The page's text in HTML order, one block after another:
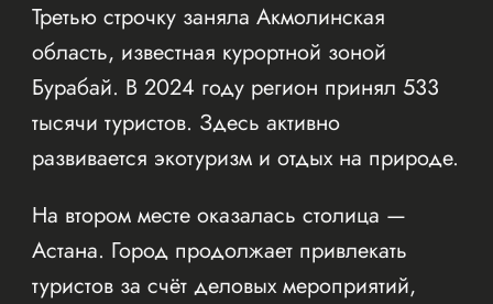
Третью строчку заняла Акмолинская
область, известная курортной зоной
Бурабай. В 2024 году регион принял 533
тысячи туристов. Здесь активно
развивается экотуризм и отдых на природе.
На втором месте оказалась столица —
Астана. Город продолжает привлекать
туристов за счёт деловых мероприятий,